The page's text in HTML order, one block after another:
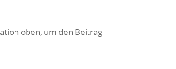
oben, um den Beitrag